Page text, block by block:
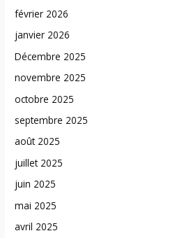
février 2026
janvier 2026
Décembre 2025
novembre 2025
octobre 2025
septembre 2025
août 2025
juillet 2025
juin 2025
mai 2025
avril 2025